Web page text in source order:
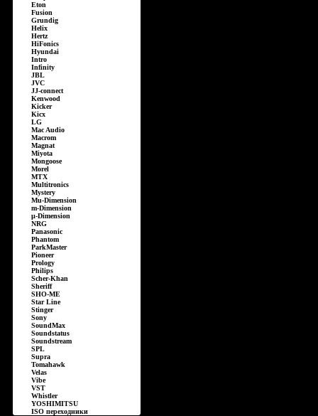
Eton
Fusion
Grundig
Helix
Hertz
HiFonics
Hyundai
Intro
Infinity
JBL
JVC
JJ-connect
Kenwood
Kicker
Kicx
LG
Mac Audio
Macrom
Magnat
Miyota
Mongoose
Morel
MTX
Multitronics
Mystery
Mu-Dimension
m-Dimension
µ-Dimension
NRG
Panasonic
Phantom
ParkMaster
Pioneer
Prology
Philips
Scher-Khan
Sheriff
SHO-ME
Star Line
Stinger
Sony
SoundMax
Soundstatus
Soundstream
SPL
Supra
Tomahawk
Velas
Vibe
VST
Whistler
YOSHIMITSU
ISO переходники